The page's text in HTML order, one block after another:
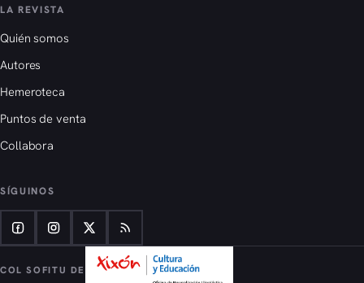
LA REVISTA
Quién somos
Autores
Hemeroteca
Puntos de venta
Collabora
SÍGUINOS
COL SOFITU DE